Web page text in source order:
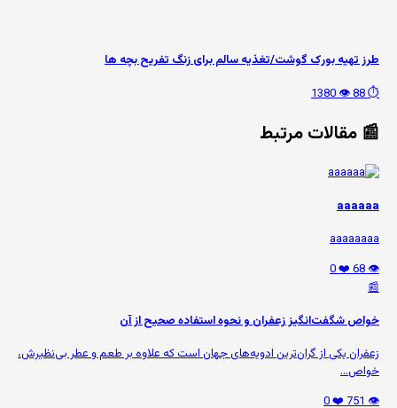
طرز تهیه بورک گوشت/تغذیه سالم برای زنگ تفریح بچه ها
⏱️ 88
👁️ 1380
📰 مقالات مرتبط
aaaaaa
aaaaaaaa
👁️ 68
❤️ 0
📰
خواص شگفت‌انگیز زعفران و نحوه استفاده صحیح از آن
زعفران یکی از گران‌ترین ادویه‌های جهان است که علاوه بر طعم و عطر بی‌نظیرش،
خواص...
👁️ 751
❤️ 0